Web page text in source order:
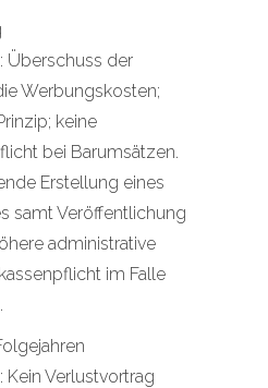
Überschuss der
Werbungskosten;
keine
bei Barumsätzen.
Erstellung eines
samt Veröffentlichung
administrative
im Falle
Kein Verlustvortrag